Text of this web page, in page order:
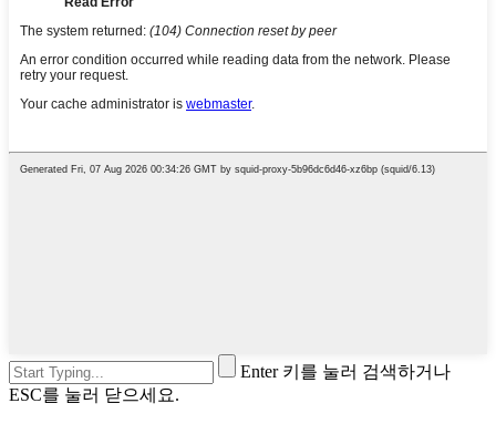
Enter 키를 눌러 검색하거나
ESC를 눌러 닫으세요.